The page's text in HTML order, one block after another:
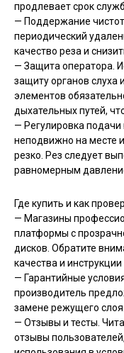
продлевает срок
— Поддержание
периодический
качество реза и
— Защита оператора.
защиту органов слуха
элементов
дыхательных путей,
— Регулировка подачи
неподвижно на месте
резко. Рез следует
равномерным
Где купить и как
— Магазины
платформы с
дисков. Обратите
качества и
— Гарантийные
производитель
замене режущего слоя.
— Отзывы и тесты.
отзывы